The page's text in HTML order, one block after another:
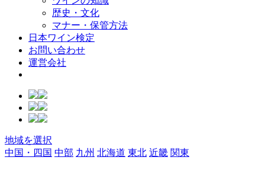
歴史・文化
マナー・保管方法
日本ワイン検定
お問い合わせ
運営会社
地域を選択
中国・四国 中部 九州 北海道 東北 近畿 関東